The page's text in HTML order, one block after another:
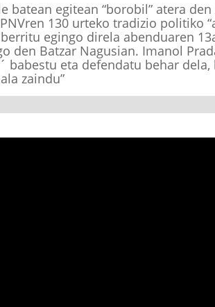
batean egitean “borobil” atera
130 urteko tradizio politiko
egingo direla abenduaren
den Batzar Nagusian. Imanol
babestu eta defendatu behar
zaindu”